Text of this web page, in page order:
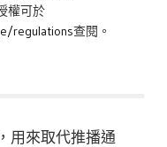
權可於
regulations查閱。
用來取代推播通